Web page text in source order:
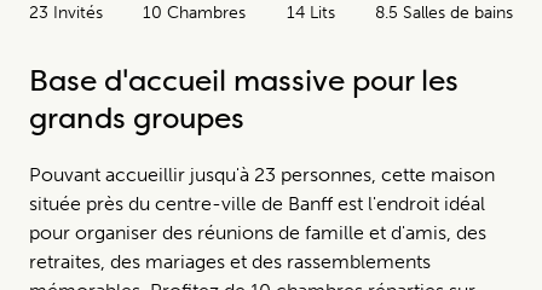
23 Invités 10 Chambres 14 Lits 8.5 Salles de bains
Base d'accueil massive pour les
grands groupes
Pouvant accueillir jusqu'à 23 personnes, cette maison
située près du centre-ville de Banff est l'endroit idéal
pour organiser des réunions de famille et d'amis, des
retraites, des mariages et des rassemblements